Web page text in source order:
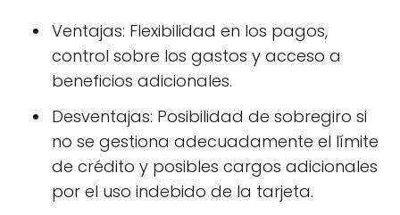
Ventajas: Flexibilidad en los pagos,
control sobre los gastos y acceso a
beneficios adicionales.
Desventajas: Posibilidad de sobregiro si
no se gestiona adecuadamente el límite
de crédito y posibles cargos adicionales
por el uso indebido de la tarjeta.